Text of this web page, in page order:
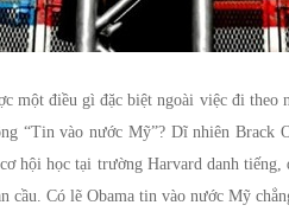
một điều gì đặc biệt ngoài việc đi theo
“Tin vào nước Mỹ”? Dĩ nhiên Brack
hội học tại trường Harvard danh
cầu. Có lẽ Obama tin vào nước Mỹ